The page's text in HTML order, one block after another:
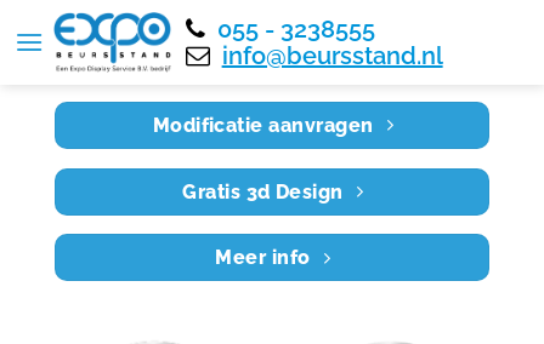
055 - 3238555
info@beursstand.nl
Home RE7X4 019
Modificatie aanvragen
Gratis 3d Design
Meer info